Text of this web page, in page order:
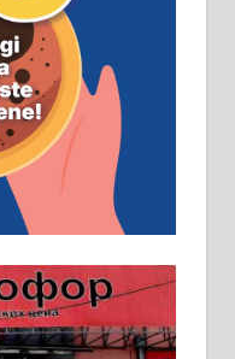
Рудник
20
Услови:
радно
сличним
41-122 –
радова
и
28-058